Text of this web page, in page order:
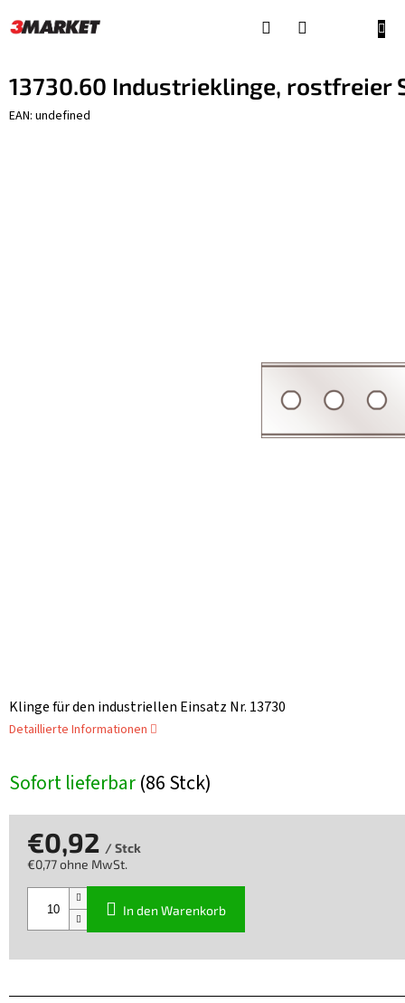
Inhalt
13730.60 Industrieklinge, rostfreier
EAN: undefined
Sofort lieferbar(86 Stck)
Klinge für den industriellen Einsatz Nr. 13730
Detaillierte Informationen
€0,92 / Stck
€0,77 ohne MwSt.
In den Warenkorb